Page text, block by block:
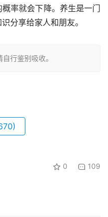
率就会下降。养生是一门
分享给家人和朋友。
行鉴别吸收。
0 109